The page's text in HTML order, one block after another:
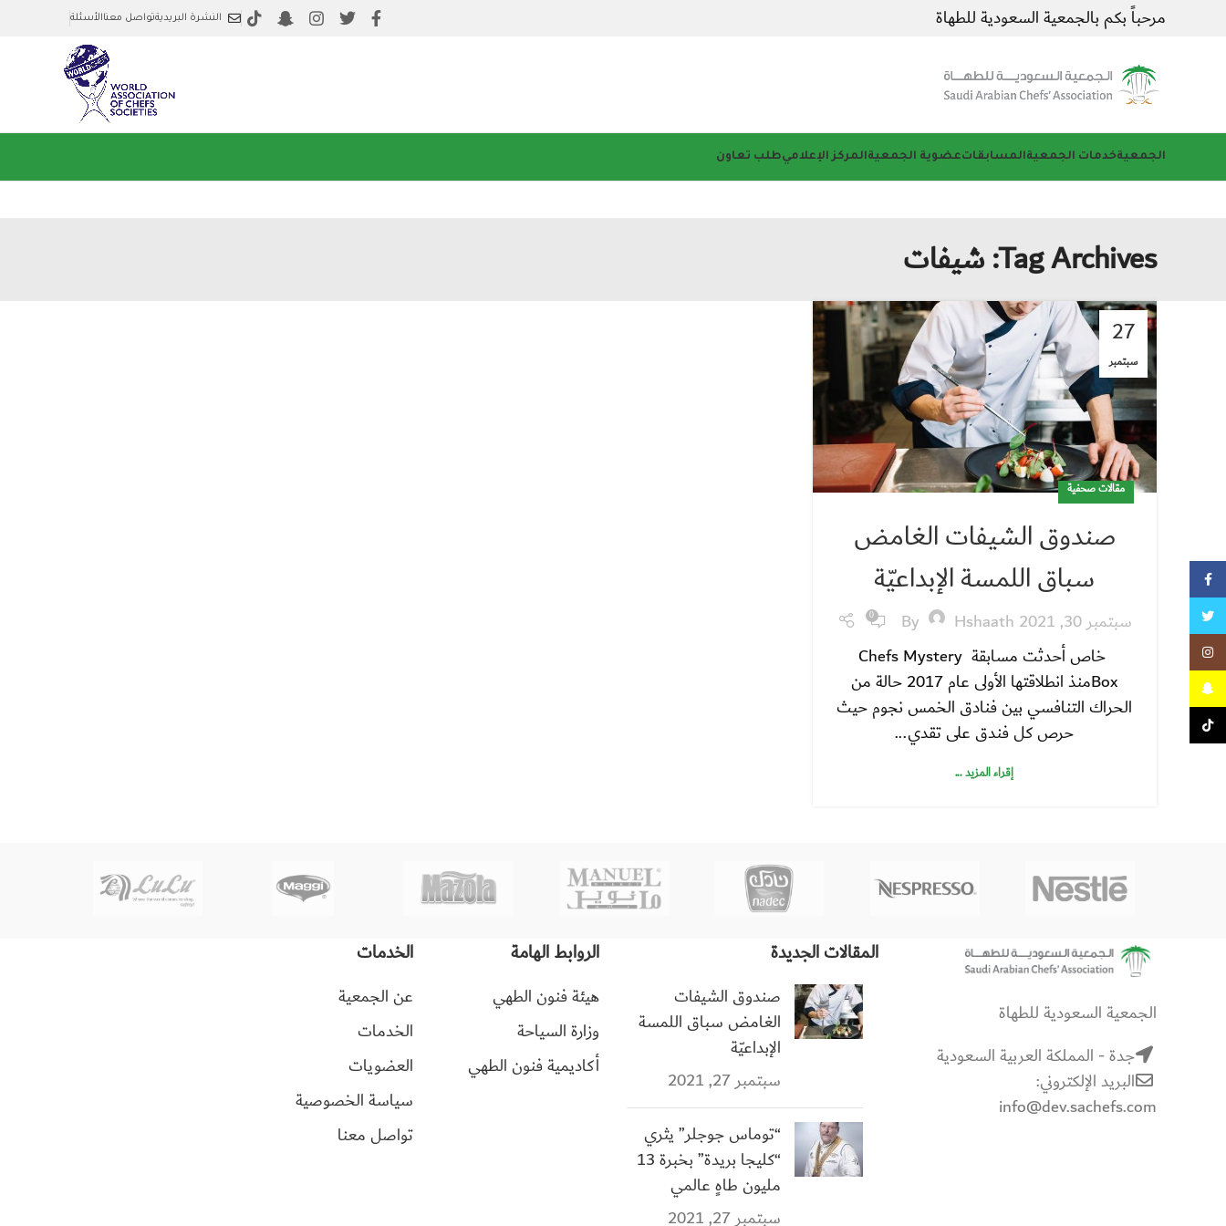
مرحباً بكم بالجمعية السعودية للطهاة النشرة البريديةتواصل معناالأسئلة
الجمعيةخدمات الجمعيةالمسابقاتعضوية الجمعيةالمركز الإعلاميطلب تعاون
Tag Archives: شيفات
27
سبتمبر
مقالات صحفية
صندوق الشيفات الغامض
سباق اللمسة الإبداعيّة
سبتمبر 30, 2021 By Hshaath
0
خاص أحدثت مسابقة Chefs Mystery
Boxمنذ انطلاقتها الأولى عام 2017 حالة من
الحراك التنافسي بين فنادق الخمس نجوم حيث
حرص كل فندق على تقدي...
إقراء المزيد ...
الجمعية السعودية للطهاة
جدة - المملكة العربية السعودية
البريد الإلكتروني:
info@dev.sachefs.com
المقالات الجديدة
صندوق الشيفات
الغامض سباق اللمسة
الإبداعيّة
سبتمبر 27, 2021
“توماس جوجلر” يثري
“كليجا بريدة” بخبرة 13
مليون طاهٍ عالمي
سبتمبر 27, 2021
الروابط الهامة
هيئة فنون الطهي
وزارة السياحة
أكاديمية فنون الطهي
الخدمات
عن الجمعية
الخدمات
العضويات
سياسة الخصوصية
تواصل معنا